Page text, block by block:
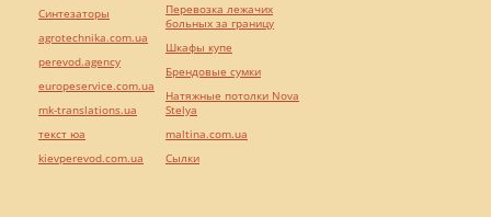
Синтезаторы
agrotechnika.com.ua
perevod.agency
europeservice.com.ua
mk-translations.ua
текст юа
kievperevod.com.ua
Перевозка лежачих
больных за границу
Шкафы купе
Брендовые сумки
Натяжные потолки Nova
Stelya
maltina.com.ua
Cылки